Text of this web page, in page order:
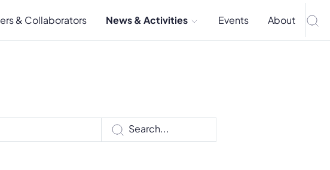
& Collaborators News & Activities Events About